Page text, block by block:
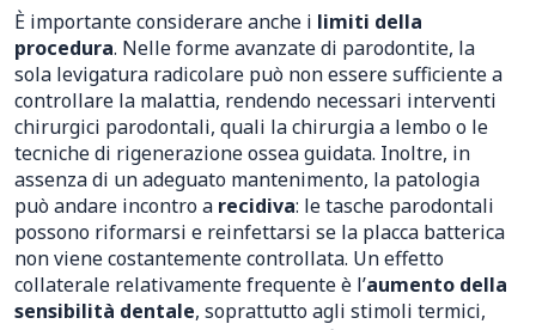
È importante considerare anche i limiti della
procedura. Nelle forme avanzate di parodontite, la
sola levigatura radicolare può non essere sufficiente a
controllare la malattia, rendendo necessari interventi
chirurgici parodontali, quali la chirurgia a lembo o le
tecniche di rigenerazione ossea guidata. Inoltre, in
assenza di un adeguato mantenimento, la patologia
può andare incontro a recidiva: le tasche parodontali
possono riformarsi e reinfettarsi se la placca batterica
non viene costantemente controllata. Un effetto
collaterale relativamente frequente è l’aumento della
sensibilità dentale, soprattutto agli stimoli termici,